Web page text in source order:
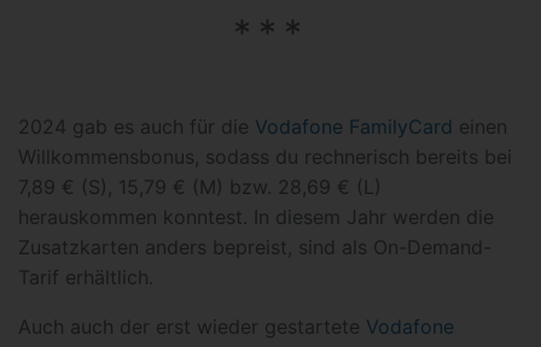
2024 gab es auch für die Vodafone FamilyCard einen
Willkommensbonus, sodass du rechnerisch bereits bei
7,89 € (S), 15,79 € (M) bzw. 28,69 € (L)
herauskommen konntest. In diesem Jahr werden die
Zusatzkarten anders bepreist, sind als On-Demand-
Tarif erhältlich.
Auch auch der erst wieder gestartete Vodafone